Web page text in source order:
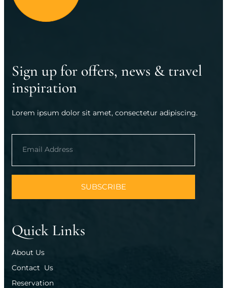
Sign up for offers, news & travel
inspiration
Lorem ipsum dolor sit amet, consectetur adipiscing.
SUBSCRIBE
Quick Links
About Us
Contact  Us
Reservation